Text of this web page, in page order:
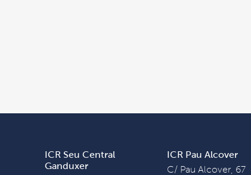
ICR Seu Central
Ganduxer
ICR Pau Alcover
C/ Pau Alcover, 67